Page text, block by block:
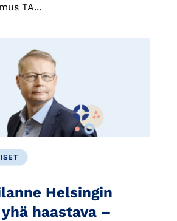
TA...
Helsingin
haastava –